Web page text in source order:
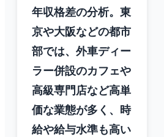
年収格差の分析。東
京や大阪などの都市
部では、外車ディー
ラー併設のカフェや
高級専門店など高単
価な業態が多く、時
給や給与水準も高い